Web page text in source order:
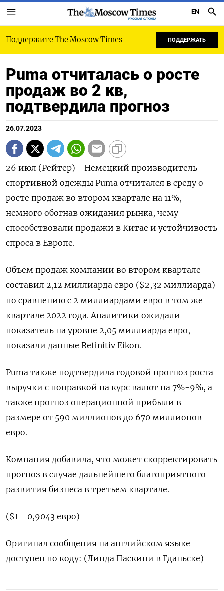
РУССКАЯ СЛУЖБА
EN
Поддержите The Moscow Times ПОДДЕРЖАТЬ
Puma отчиталась о росте
продаж во 2 кв,
подтвердила прогноз
26.07.2023
26 июл (Рейтер) - Немецкий производитель
спортивной одежды Puma отчитался в среду о
росте продаж во втором квартале на 11%,
немного обогнав ожидания рынка, чему
способствовали продажи в Китае и устойчивость
спроса в Европе.
Объем продаж компании во втором квартале
составил 2,12 миллиарда евро ($2,32 миллиарда)
по сравнению с 2 миллиардами евро в том же
квартале 2022 года. Аналитики ожидали
показатель на уровне 2,05 миллиарда евро,
показали данные Refinitiv Eikon.
Puma также подтвердила годовой прогноз роста
выручки с поправкой на курс валют на 7%-9%, а
также прогноз операционной прибыли в
размере от 590 миллионов до 670 миллионов
евро.
Компания добавила, что может скорректировать
прогноз в случае дальнейшего благоприятного
развития бизнеса в третьем квартале.
($1 = 0,9043 евро)
Оригинал сообщения на английском языке
доступен по коду: (Линда Паскини в Гданьске)